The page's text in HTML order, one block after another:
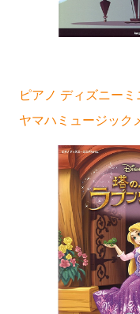
ピアノ ディズニー
ヤマハミュージッ